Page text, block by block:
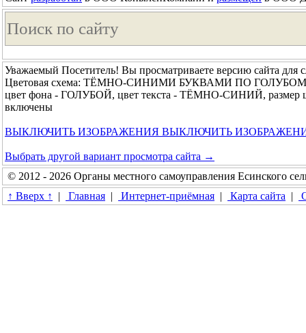
Уважаемый Посетитель! Вы просматриваете версию сайта для
Цветовая схема: ТЁМНО-СИНИМИ БУКВАМИ ПО
цвет фона - ГОЛУБОЙ, цвет текста - ТЁМНО-СИНИЙ,
включены
ВЫКЛЮЧИТЬ ИЗОБРАЖЕНИЯ ВЫКЛЮЧИТЬ
Выбрать другой вариант просмотра сайта →
© 2012 - 2026 Органы местного самоуправления Есинского
↑ Вверх ↑
| Главная | Интернет-приёмная | Карта сайта |